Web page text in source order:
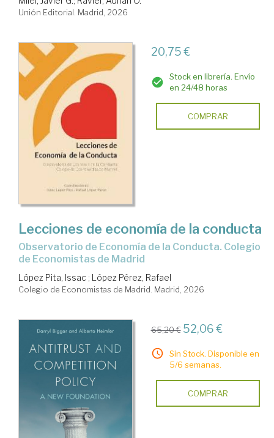
Unión Editorial. Madrid, 2026
20,75 €
Stock en librería. Envío
en 24/48 horas
COMPRAR
Lecciones de economía de la conducta
Observatorio de Economía de la Conducta. Colegio
de Economistas de Madrid
López Pita, Issac ; López Pérez, Rafael
Colegio de Economistas de Madrid. Madrid, 2026
65,20 € 52,06 €
Sin Stock. Disponible en
5/6 semanas.
COMPRAR